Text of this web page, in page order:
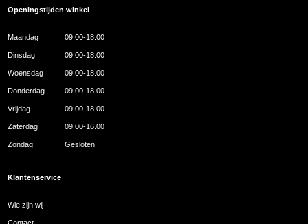
Openingstijden winkel
Maandag 09.00-18.00
Dinsdag 09.00-18.00
Woensdag 09.00-18.00
Donderdag 09.00-18.00
Vrijdag 09.00-18.00
Zaterdag 09.00-16.00
Zondag Gesloten
Klantenservice
Wie zijn wij